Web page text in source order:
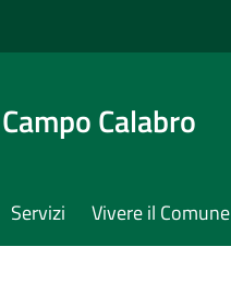
Calabro
Servizi Vivere il Comune